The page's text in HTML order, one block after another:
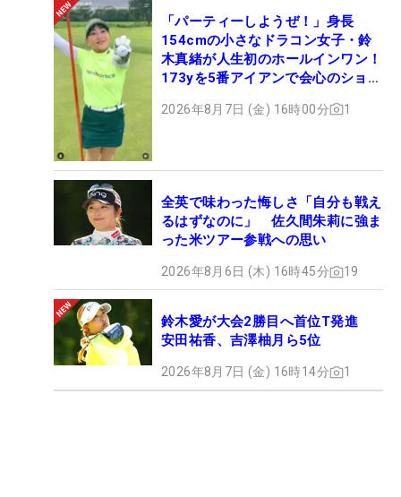
「パーティーしようぜ！」身長
154cmの小さなドラコン女子・鈴
木真緒が人生初のホールインワン！
173yを5番アイアンで会心のショッ
2026年8月7日 (金) 16時00分 1
全英で味わった悔しさ「自分も戦え
るはずなのに」 佐久間朱莉に強ま
った米ツアー参戦への思い
2026年8月6日 (木) 16時45分 19
鈴木愛が大会2勝目へ首位T発進
安田祐香、吉澤柚月ら5位
2026年8月7日 (金) 16時14分 1